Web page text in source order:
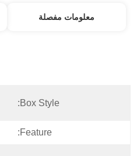
معلومات مفصلة
Box Style:
Feature: